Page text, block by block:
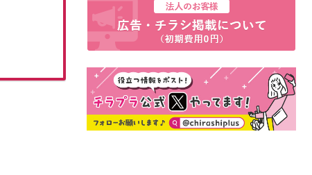
07月14日(火)~09月13日(日)